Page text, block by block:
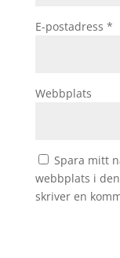
E-postadress *
Webbplats
Spara mitt
webbplats i
skriver en